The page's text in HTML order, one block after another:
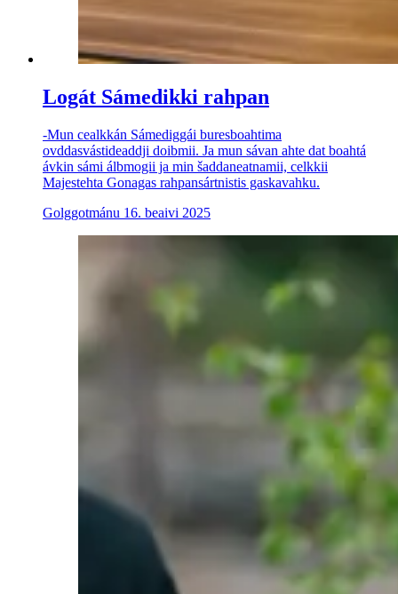
Logát Sámedikki rahpan
-Mun cealkkán Sámediggái buresboahtima
ovddasvástideaddji doibmii. Ja mun sávan ahte dat boahtá
ávkin sámi álbmogii ja min šaddaneatnamii, celkkii
Majestehta Gonagas rahpansártnistis gaskavahku.
Golggotmánu 16. beaivi 2025